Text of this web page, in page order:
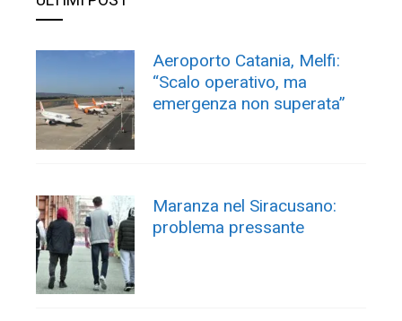
Aeroporto Catania, Melfi:
“Scalo operativo, ma
emergenza non superata”
Maranza nel Siracusano:
problema pressante